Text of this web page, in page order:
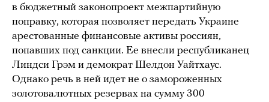
в бюджетный законопроект межпартийную
поправку, которая позволяет передать Украине
арестованные финансовые активы россиян,
попавших под санкции. Ее внесли республиканец
Линдси Грэм и демократ Шелдон Уайтхаус.
Однако речь в ней идет не о замороженных
золотовалютных резервах на сумму 300